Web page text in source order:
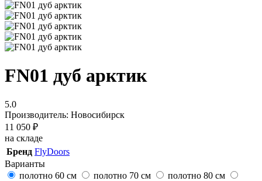
FN01 дуб арктик
5.0
Производитель: Новосибирск
11 050 ₽
на складе
Бренд FlyDoors
Варианты
полотно 60 см
полотно 70 см
полотно 80 см